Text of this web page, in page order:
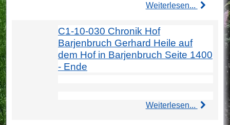
Weiterlesen...
C1-10-030 Chronik Hof
Barjenbruch Gerhard Heile auf
dem Hof in Barjenbruch Seite 1400
- Ende
Weiterlesen...